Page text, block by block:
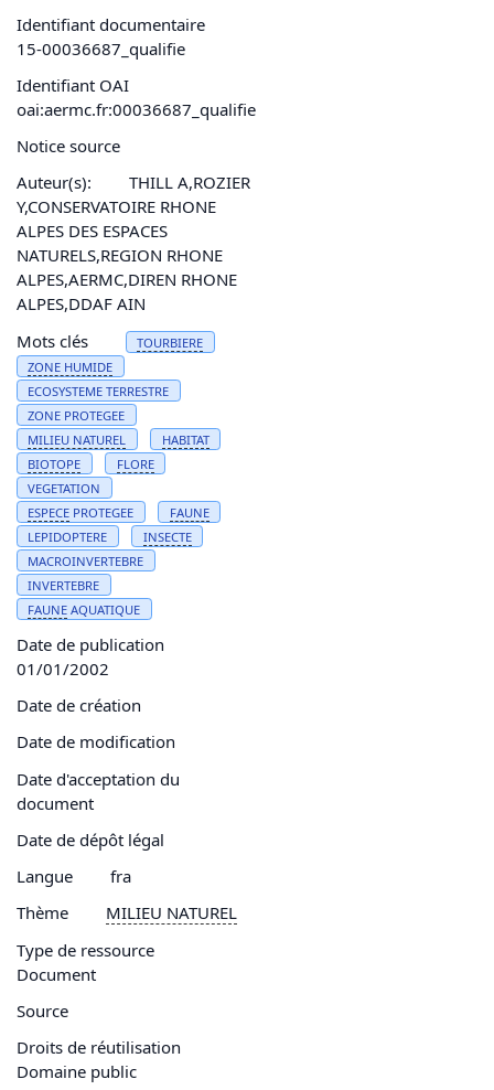
Identifiant documentaire
15-00036687_qualifie
Identifiant OAI
oai:aermc.fr:00036687_qualifie
Notice source
Auteur(s):
THILL A,ROZIER
Y,CONSERVATOIRE RHONE
ALPES DES ESPACES
NATURELS,REGION RHONE
ALPES,AERMC,DIREN RHONE
ALPES,DDAF AIN
Mots clés
TOURBIERE
ZONE HUMIDE
ECOSYSTEME TERRESTRE
ZONE PROTEGEE
MILIEU NATUREL
HABITAT
BIOTOPE
FLORE
VEGETATION
ESPECE PROTEGEE
FAUNE
LEPIDOPTERE
INSECTE
MACROINVERTEBRE
INVERTEBRE
FAUNE AQUATIQUE
Date de publication
01/01/2002
Date de création
Date de modification
Date d'acceptation du
document
Date de dépôt légal
Langue
fra
Thème
MILIEU NATUREL
Type de ressource
Document
Source
Droits de réutilisation
Domaine public